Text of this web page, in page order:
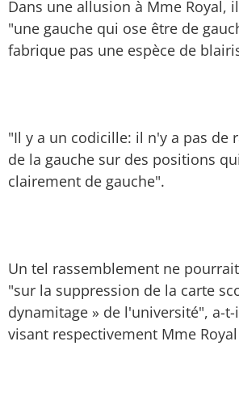
Dans une allusion à Mme Royal,
"une gauche qui ose être de
fabrique pas une espèce de
"Il y a un codicille: il n'y a pas de
de la gauche sur des positions
clairement de gauche".
Un tel rassemblement ne
"sur la suppression de la carte
dynamitage » de l'université", a-
visant respectivement Mme Royal